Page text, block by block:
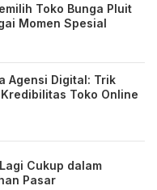
Toko Bunga Pluit
Momen Spesial
Agensi Digital: Trik
Toko Online
Cukup dalam
Pasar